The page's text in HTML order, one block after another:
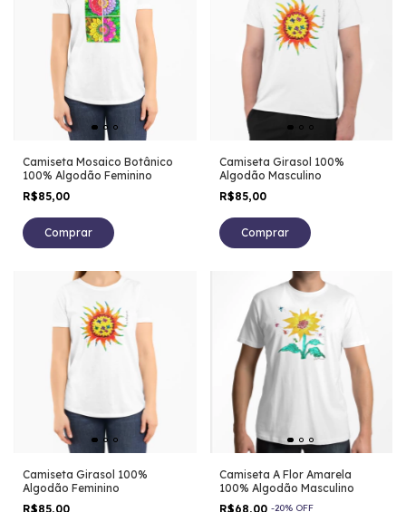
Camiseta Mosaico Botânico
100% Algodão Feminino
R$85,00
Comprar
Camiseta Girasol 100%
Algodão Masculino
R$85,00
Comprar
Camiseta Girasol 100%
Algodão Feminino
R$85,00
Camiseta A Flor Amarela
100% Algodão Masculino
R$68,00 -20% OFF